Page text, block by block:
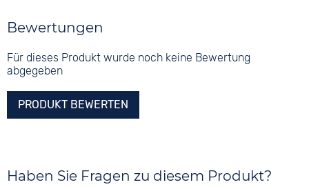
Bewertungen
Für dieses Produkt wurde noch keine Bewertung
abgegeben
PRODUKT BEWERTEN
Haben Sie Fragen zu diesem Produkt?